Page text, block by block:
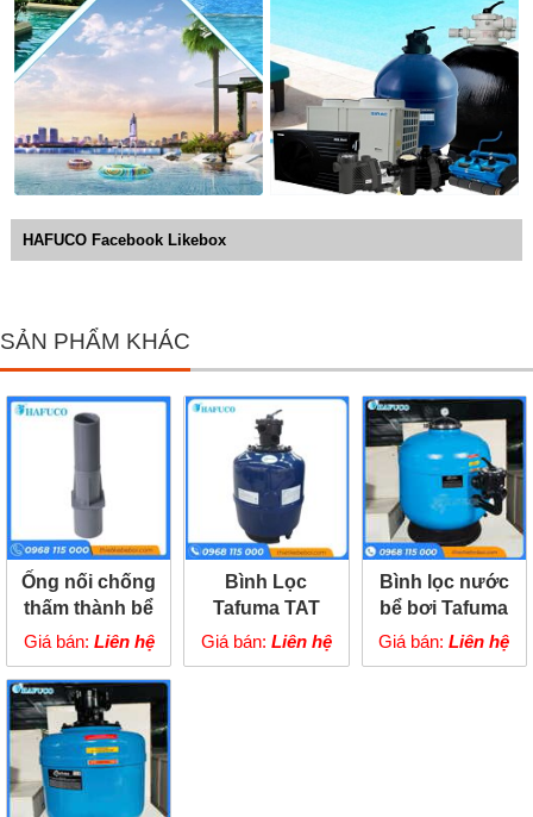
HAFUCO Facebook Likebox
SẢN PHẨM KHÁC
Ống nối chống
thấm thành bể
TB-2829
Giá bán: Liên hệ
Bình Lọc
Tafuma TAT
Giá bán: Liên hệ
Bình lọc nước
bể bơi Tafuma
TGS
Giá bán:Liên hệ